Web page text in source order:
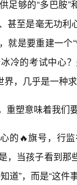
足够的“多巴胺
甚至是毫无功
就是要重建一
冷的考试中心
界，几乎是一种
重塑意味着我们
的🔥旗号，行
，当孩子看到
道”，而是“这